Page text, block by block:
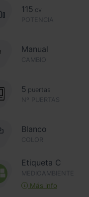
115 cv
POTENCIA
CAMBIO
Manual
Nº PUERTAS
5 puertas
Blanco
COLOR
Etiqueta C
MEDIOAMBIENTE
Más info